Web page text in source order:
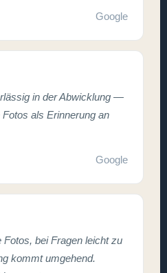
Google
in der Abwicklung —
als Erinnerung an
Google
Fotos, bei Fragen leicht zu
kommt umgehend.